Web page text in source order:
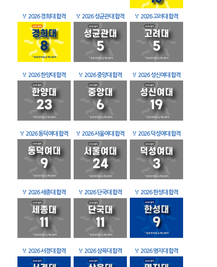
🏅 2026 경희대 합격 🏅 2026 성균관대 합격 🏅 2026 고려대 합격
🏅 2026 한양대 합격 🏅 2026 중앙대 합격 🏅 2026 성신여대 합격
🏅 2026 동덕여대 합격 🏅 2026 서울여대 합격 🏅 2026 덕성여대 합격
🏅 2026 세종대 합격 🏅 2026 단국대 합격 🏅 2026 한성대 합격
🏅 2026 서경대 합격 🏅 2026 삼육대 합격 🏅 2026 명지대 합격